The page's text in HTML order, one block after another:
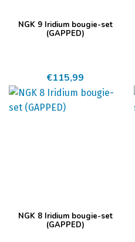
NGK 9 Iridium bougie-set
(GAPPED)
€115,99
NGK 8 Iridium bougie-set
(GAPPED)